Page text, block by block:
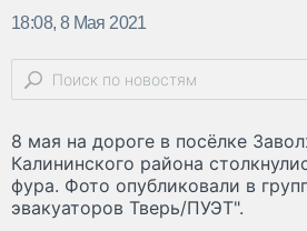
18:08, 8 Мая 2021
8 мая на дороге в посёлке
Калининского района
фура. Фото опубликовали в
эвакуаторов Тверь/ПУЭТ".